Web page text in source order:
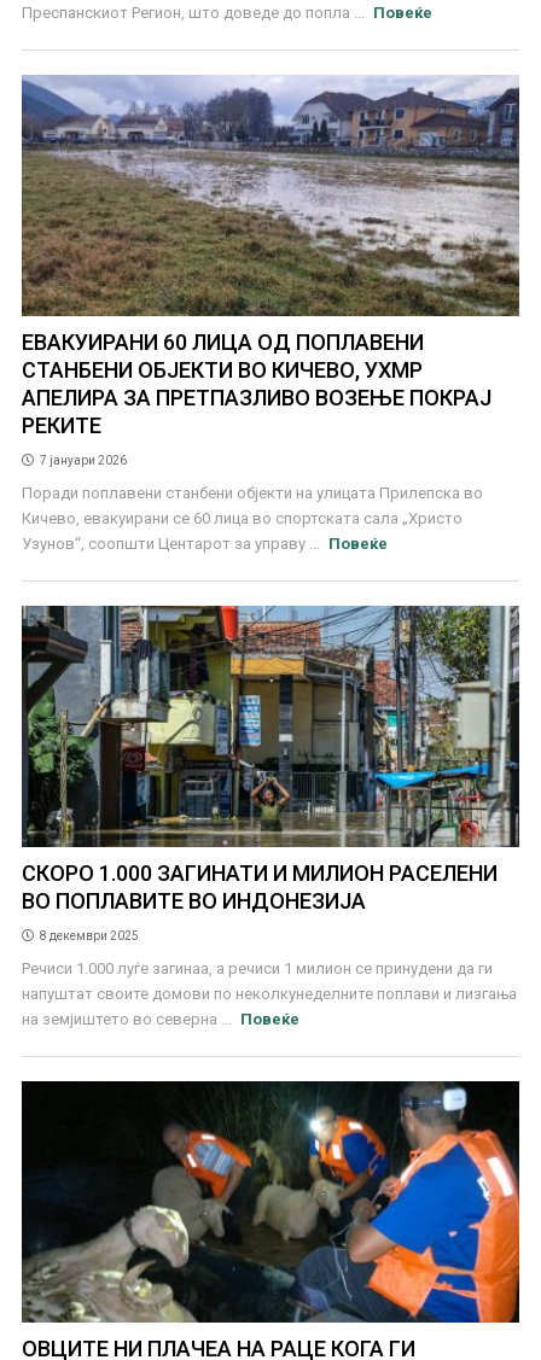
Преспанскиот Регион, што доведе до попла ...
Повеќе
ЕВАКУИРАНИ 60 ЛИЦА ОД ПОПЛАВЕНИ
СТАНБЕНИ ОБЈЕКТИ ВО КИЧЕВО, УХМР
АПЕЛИРА ЗА ПРЕТПАЗЛИВО ВОЗЕЊЕ ПОКРАЈ
РЕКИТЕ
7 јануари 2026
Поради поплавени станбени објекти на улицата Прилепска во
Кичево, евакуирани се 60 лица во спортската сала „Христо
Узунов“, соопшти Центарот за управу ...
Повеќе
СКОРО 1.000 ЗАГИНАТИ И МИЛИОН РАСЕЛЕНИ
ВО ПОПЛАВИТЕ ВО ИНДОНЕЗИЈА
8 декември 2025
Речиси 1.000 луѓе загинаа, а речиси 1 милион се принудени да ги
напуштат своите домови по неколкунеделните поплави и лизгања
на земјиштето во северна ...
Повеќе
ОВЦИТЕ НИ ПЛАЧЕА НА РАЦЕ КОГА ГИ